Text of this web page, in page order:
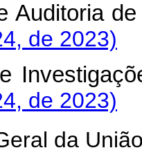
de 2023)
de 2023)
da